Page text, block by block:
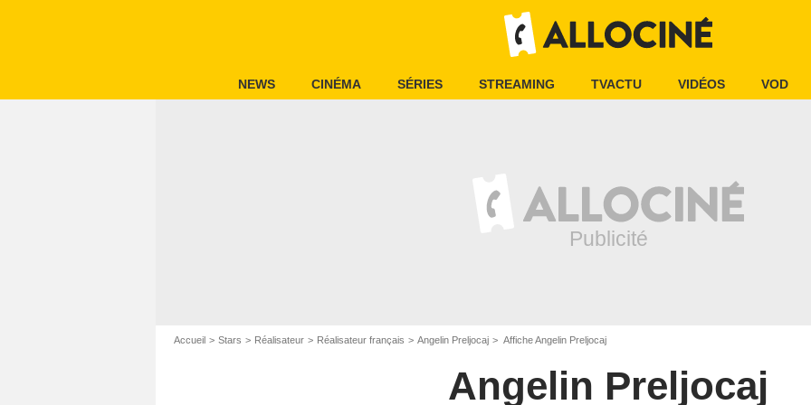
NEWS CINÉMA SÉRIES STREAMING TVACTU VIDÉOS VOD
Accueil Stars Réalisateur Réalisateur français Angelin Preljocaj Affiche Angelin Preljocaj
Angelin Preljocaj